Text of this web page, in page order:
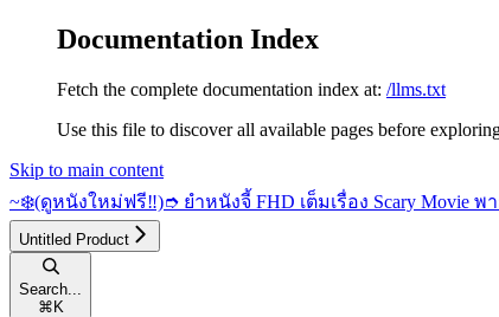
Documentation Index
Fetch the complete documentation index at: /llms.txt
Use this file to discover all available pages before
Skip to main content
~❄️(ดูหนังใหม่ฟรี‼️)➮ ยำหนังจี้ FHD เต็มเรื่อง Scary Movie
Untitled Product
Search...
⌘ K